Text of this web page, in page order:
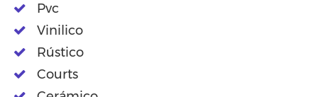
Pvc
Vinilico
Rústico
Courts